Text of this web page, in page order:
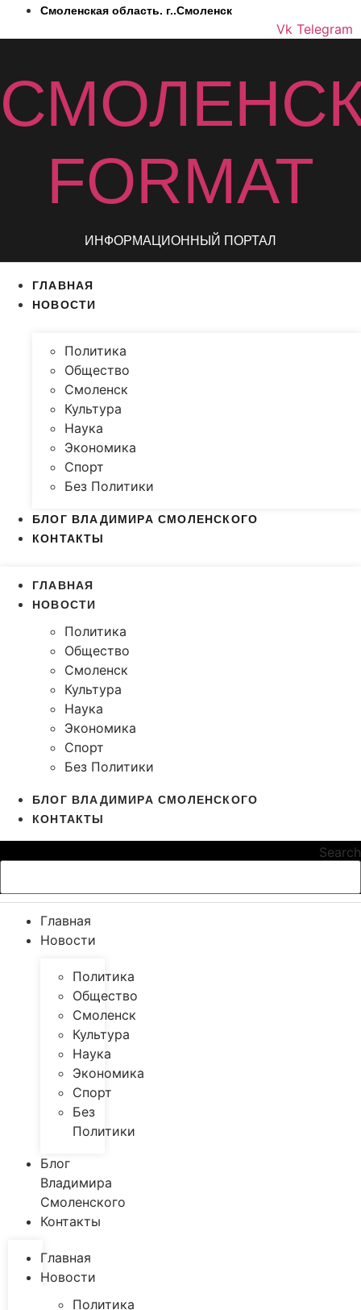
ПерейтиСмоленская область. г..Смоленск
Vk Telegram
FORMAT
ИНФОРМАЦИОННЫЙ ПОРТАЛ
ГЛАВНАЯ
НОВОСТИ
Политика
Общество
Смоленск
Культура
Наука
Экономика
Спорт
Без Политики
БЛОГ ВЛАДИМИРА СМОЛЕНСКОГО
КОНТАКТЫ
ГЛАВНАЯ
НОВОСТИ
Политика
Общество
Смоленск
Культура
Наука
Экономика
Спорт
Без Политики
БЛОГ ВЛАДИМИРА СМОЛЕНСКОГО
КОНТАКТЫ
Search
Главная
Новости
Политика
Общество
Смоленск
Культура
Наука
Экономика
Спорт
Без
Политики
Блог
Владимира
Смоленского
Контакты
Главная
Новости
Политика